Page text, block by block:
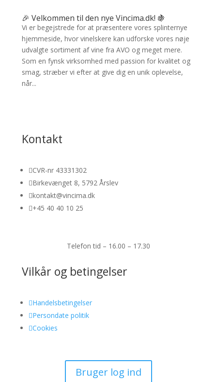
🎉 Velkommen til den nye Vincima.dk! 🍇
Vi er begejstrede for at præsentere vores splinternye
hjemmeside, hvor vinelskere kan udforske vores nøje
udvalgte sortiment af vine fra AVO og meget mere.
Som en fynsk virksomhed med passion for kvalitet og
smag, stræber vi efter at give dig en unik oplevelse,
når...
Kontakt
CVR-nr 43331302
Birkevænget 8, 5792 Årslev
kontakt@vincima.dk
+45 40 40 10 25
Telefon tid – 16.00 – 17.30
Vilkår og betingelser
Handelsbetingelser
Persondate politik
Cookies
Bruger log ind